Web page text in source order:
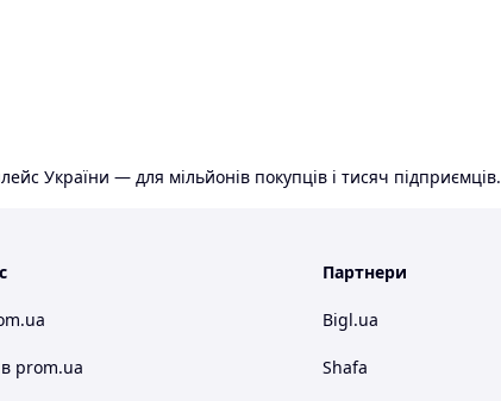
України — для мільйонів покупців і тисяч підприємців.
prom.ua
Партнери
Bigl.ua
Shafa